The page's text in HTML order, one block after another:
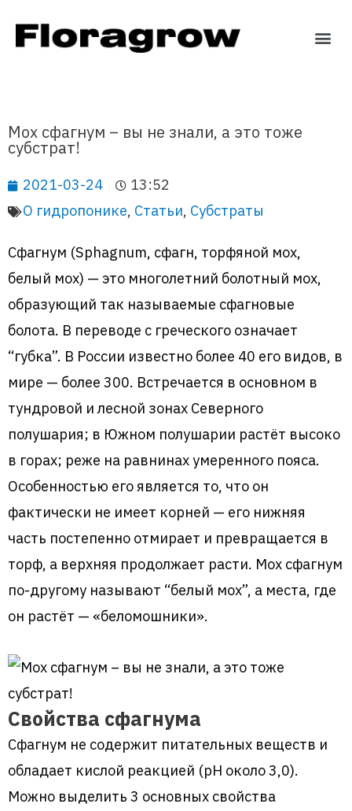
Мох сфагнум – вы не знали, а это тоже
субстрат!
2021-03-24
13:52
О гидропонике, Статьи, Субстраты
Сфагнум (Sphagnum, сфагн, торфяной мох,
белый мох) — это многолетний болотный мох,
образующий так называемые сфагновые
болота. В переводе с греческого означает
“губка”. В России известно более 40 его видов, в
мире — более 300. Встречается в основном в
тундровой и лесной зонах Северного
полушария; в Южном полушарии растёт высоко
в горах; реже на равнинах умеренного пояса.
Особенностью его является то, что он
фактически не имеет корней — его нижняя
часть постепенно отмирает и превращается в
торф, а верхняя продолжает расти. Мох сфагнум
по-другому называют “белый мох”, а места, где
он растёт — «беломошники».
Свойства сфагнума
Сфагнум не содержит питательных веществ и
обладает кислой реакцией (pH около 3,0).
Можно выделить 3 основных свойства